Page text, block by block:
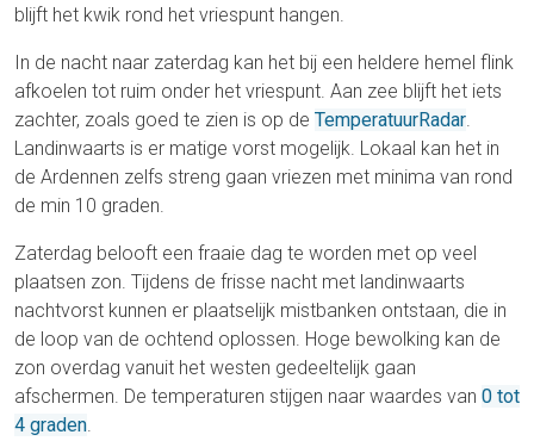
blijft het kwik rond het vriespunt hangen.
In de nacht naar zaterdag kan het bij een heldere hemel flink
afkoelen tot ruim onder het vriespunt. Aan zee blijft het iets
zachter, zoals goed te zien is op de TemperatuurRadar.
Landinwaarts is er matige vorst mogelijk. Lokaal kan het in
de Ardennen zelfs streng gaan vriezen met minima van rond
de min 10 graden.
Zaterdag belooft een fraaie dag te worden met op veel
plaatsen zon. Tijdens de frisse nacht met landinwaarts
nachtvorst kunnen er plaatselijk mistbanken ontstaan, die in
de loop van de ochtend oplossen. Hoge bewolking kan de
zon overdag vanuit het westen gedeeltelijk gaan
afschermen. De temperaturen stijgen naar waardes van 0 tot
4 graden.